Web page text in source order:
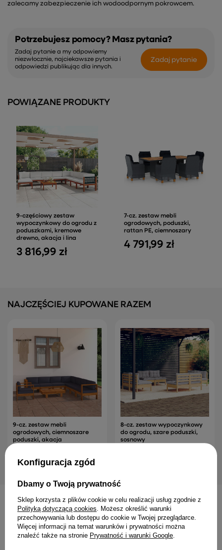
zalecamy zabezpieczenie ich wodoodpornym pokrowcem.
Potrzebujesz pomocy? Masz pytania?
Zadaj pytanie a my odpowiemy
niezwłocznie, najciekawsze pytania i
odpowiedzi publikując dla innych.
Zadaj pytanie
POWIĄZANE PRODUKTY
9-częściowy zestaw wypoczynkowy do
ogrodu z poduszkami, kremowe drewno,
akacja i lina
7-cz. zestaw mebli
rattan PE, ciemnoszary
9-cz. zestaw mebli ogrodowych,
4 404,99 zł
8-cz. zestaw
szare poduszki, sosnowy
INNE PRODUKTY PRODUCENTA
Konfiguracja zgód
Dbamy o Twoją prywatność
Sklep korzysta z plików cookie w celu realizacji usług zgodnie z
Polityką dotyczącą cookies . Możesz określić warunki
przechowywania lub dostępu do cookie w Twojej przeglądarce.
Więcej informacji na temat warunków i prywatności można
znaleźć także na stronie Prywatność i warunki Google